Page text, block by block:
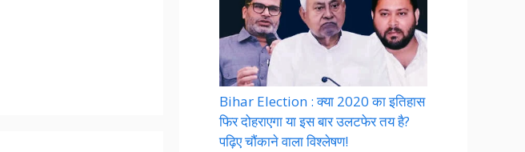
Bihar Election : क्या 2020 का इतिहास
फिर दोहराएगा या इस बार उलटफेर तय है?
पढ़िए चौंकाने वाला विश्लेषण!